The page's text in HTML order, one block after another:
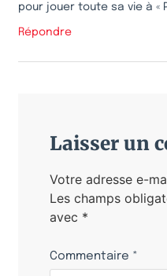
pour jouer toute sa vie à «
Répondre
Laisser un
Votre adresse e-
Les champs
avec *
Commentaire *